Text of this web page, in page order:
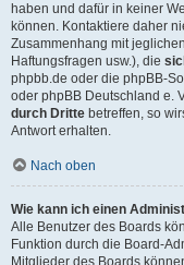
haben und dafür in keiner
können. Kontaktiere daher
Zusammenhang mit
Haftungsfragen usw.), die
phpbb.de oder die phpBB-
oder phpBB Deutschland e.
durch Dritte betreffen, so
Antwort erhalten.
Nach oben
Wie kann ich einen
Alle Benutzer des Boards
Funktion durch die Board-
Mitglieder des Boards